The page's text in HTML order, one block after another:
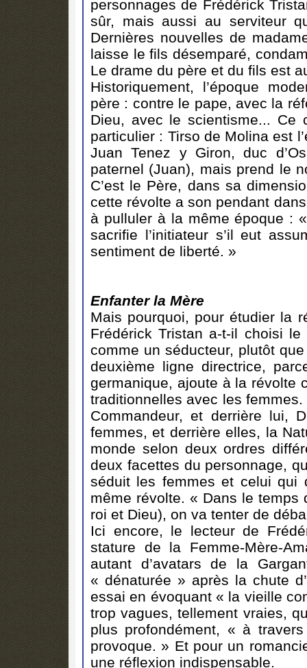
personnages de Frédérick
sûr, mais aussi au serviteur
Dernières nouvelles de
laisse le fils désemparé,
Le drame du père et du fils est
Historiquement, l’époque
père : contre le pape, avec la
Dieu, avec le scientisme... Ce
particulier : Tirso de Molina est
Juan Tenez y Giron, duc
paternel (Juan), mais prend le
C’est le Père, dans sa
cette révolte a son pendant
à pulluler à la même époque :
sacrifie l’initiateur s’il eut
sentiment de liberté. »
Enfanter la Mère
Mais pourquoi, pour étudier la
Frédérick Tristan a-t-il choisi
comme un séducteur, plutôt
deuxième ligne directrice,
germanique, ajoute à la révolte
traditionnelles avec les
Commandeur, et derrière lui,
femmes, et derrière elles, la
monde selon deux ordres
deux facettes du personnage,
séduit les femmes et celui qui
même révolte. « Dans le temps
roi et Dieu), on va tenter de
Ici encore, le lecteur de
stature de la Femme-Mère-
autant d’avatars de la
« dénaturée » après la chute
essai en évoquant « la vieille
trop vagues, tellement vraies,
plus profondément, « à
provoque. » Et pour un
une réflexion indispensable.